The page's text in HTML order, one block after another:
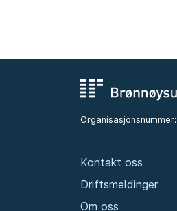
Organisasjonsnummer:
Kontakt oss
Driftsmeldinger
Om oss